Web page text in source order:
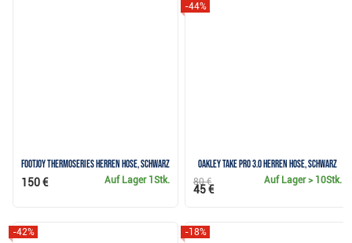
FootJoy ThermoSeries Herren Hose, Schwarz
Auf Lager 1Stk.
150 €
Oakley Take Pro 3.0 Herren Hose, schwarz
-44%
Auf Lager> 10Stk.
80 €
45 €
-42% -18%